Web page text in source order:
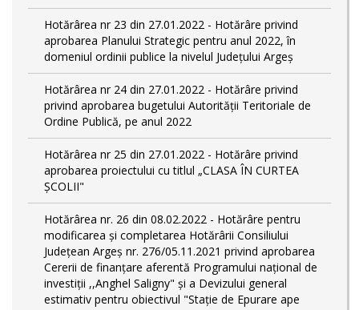
Hotărârea nr 23 din 27.01.2022 - Hotărâre privind
aprobarea Planului Strategic pentru anul 2022, în
domeniul ordinii publice la nivelul Județului Argeș
Hotărârea nr 24 din 27.01.2022 - Hotărâre privind
privind aprobarea bugetului Autorității Teritoriale de
Ordine Publică, pe anul 2022
Hotărârea nr 25 din 27.01.2022 - Hotărâre privind
aprobarea proiectului cu titlul „CLASA ÎN CURTEA
ȘCOLII"
Hotărârea nr. 26 din 08.02.2022 - Hotărâre pentru
modificarea și completarea Hotărârii Consiliului
Județean Argeș nr. 276/05.11.2021 privind aprobarea
Cererii de finanțare aferentă Programului național de
investiții ,,Anghel Saligny" și a Devizului general
estimativ pentru obiectivul "Stație de Epurare ape